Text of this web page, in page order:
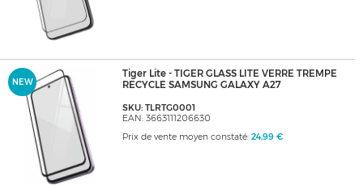
NEW
Tiger Lite - TIGER GLASS LITE VERRE TREMPE
RECYCLE SAMSUNG GALAXY A27
SKU: TLRTG0001
EAN: 3663111206630
Prix de vente moyen constaté: 24,99 €